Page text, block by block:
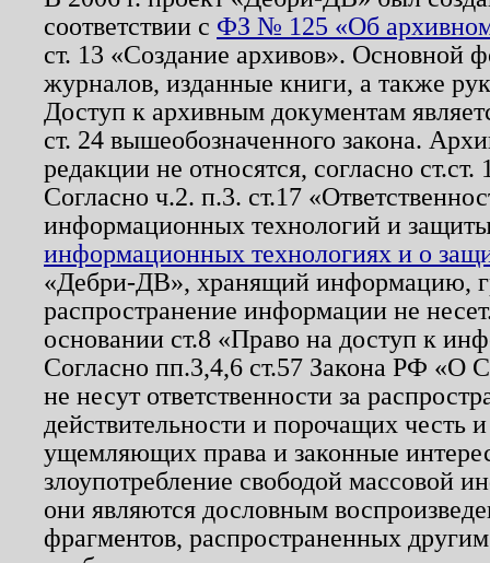
соответствии с ФЗ № 125 «Об
ст. 13 «Создание архивов». Основной
журналов, изданные книги, а также
Доступ к архивным документам
ст. 24 вышеобозначенного закона.
редакции не относятся, согласно
Согласно ч.2. п.3. ст.17
информационных технологий и
информационных технологиях и о
«Дебри-ДВ», хранящий информацию,
распространение информации не
основании ст.8 «Право на доступ к
Согласно пп.3,4,6 ст.57 Закона РФ «О
не несут ответственности за
действительности и порочащих честь
ущемляющих права и законные
злоупотребление свободой массовой
они являются дословным
фрагментов, распространенных